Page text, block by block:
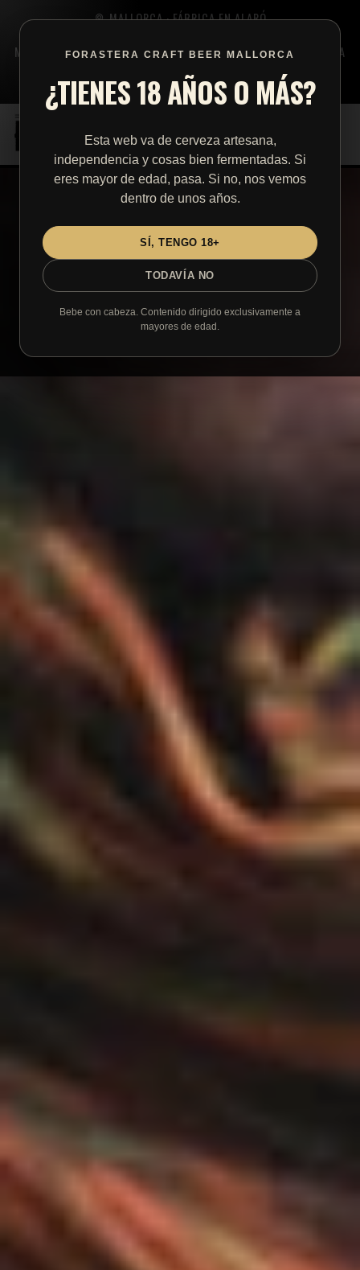
FORASTERA CRAFT BEER MALLORCA
¿TIENES 18 AÑOS O MÁS?
Esta web va de cerveza artesana,
independencia y cosas bien fermentadas. Si
eres mayor de edad, pasa. Si no, nos vemos
dentro de unos años.
SÍ, TENGO 18+
TODAVÍA NO
Bebe con cabeza. Contenido dirigido exclusivamente a
mayores de edad.
MALLORCA · FÁBRICA EN ALARÓ
MACIA · 15.08 SANROC ALARO – SALCHICHA ALEMANA Y CERVEZA
WHATSAPP
EN ESDE